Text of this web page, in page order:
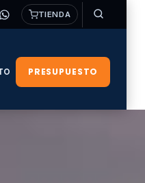
TIENDA
PRESUPUESTO